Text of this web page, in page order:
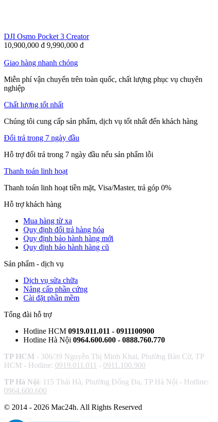
DJI Osmo Pocket 3 Creator
10,900,000 đ 9,990,000 đ
Giao hàng nhanh chóng
Miễn phí vận chuyển trên toàn quốc, chất lượng phục vụ chuyên
nghiệp
Chất lượng tốt nhất
Chúng tôi cung cấp sản phẩm, dịch vụ tốt nhất đến khách hàng
Đổi trả trong 7 ngày đầu
Hỗ trợ đổi trả trong 7 ngày đầu nếu sản phẩm lỗi
Thanh toán linh hoạt
Thanh toán linh hoạt tiền mặt, Visa/Master, trả góp 0%
Hỗ trợ khách hàng
Mua hàng từ xa
Quy định đổi trả hàng hóa
Quy định bảo hành hàng mới
Quy định bảo hành hàng cũ
Sản phẩm - dịch vụ
Dịch vụ sửa chữa
Nâng cấp phần cứng
Cài đặt phần mềm
Tổng đài hỗ trợ
Hotline HCM 0919.011.011 - 0911100900
Hotline Hà Nội 0964.600.600 - 0888.760.770
TP HCM - 306/39 Nguyễn Thị Minh Khai, Phường Bàn Cờ, TP
HCM - Hotline: 0919.011.011 - 0911.100.900
TP Hà Nội: 115 Thái Hà, Phường Đống Đa, TP Hà Nội - Hotline:
0964.600.600
© 2014 - 2026 Mac24h. All Rights Reserved